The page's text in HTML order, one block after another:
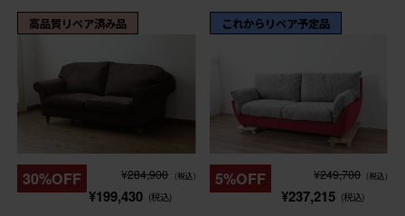
高品質リペア済み品
30%OFF ¥284,900 (税込)
¥199,430 (税込)
これからリペア予定品
5%OFF ¥249,700 (税込)
¥237,215 (税込)